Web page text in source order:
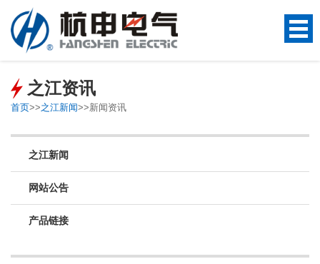
之江资讯
首页>>之江新闻>>新闻资讯
之江新闻
网站公告
产品链接